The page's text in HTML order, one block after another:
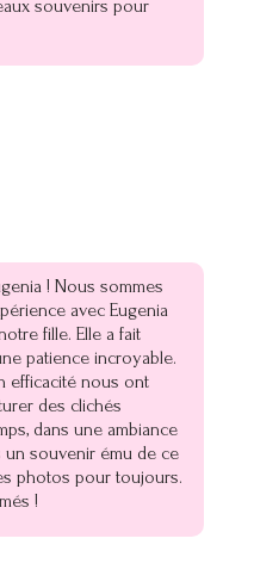
souvenirs pour
! Nous sommes
avec Eugenia
fille. Elle a fait
patience incroyable.
efficacité nous ont
des clichés
dans une ambiance
souvenir ému de ce
photos pour toujours.
!